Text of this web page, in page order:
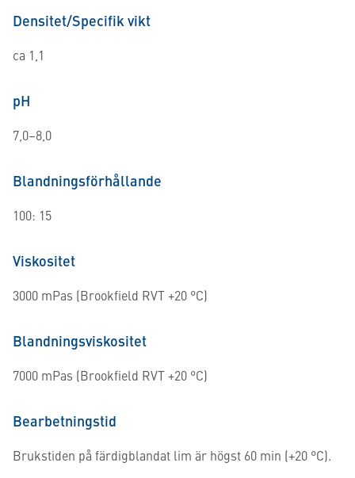
Densitet/Specifik vikt
ca 1,1
pH
7,0–8,0
Blandningsförhållande
100: 15
Viskositet
3000 mPas (Brookfield RVT +20 °C)
Blandningsviskositet
7000 mPas (Brookfield RVT +20 °C)
Bearbetningstid
Brukstiden på färdigblandat lim är högst 60 min (+20 °C).